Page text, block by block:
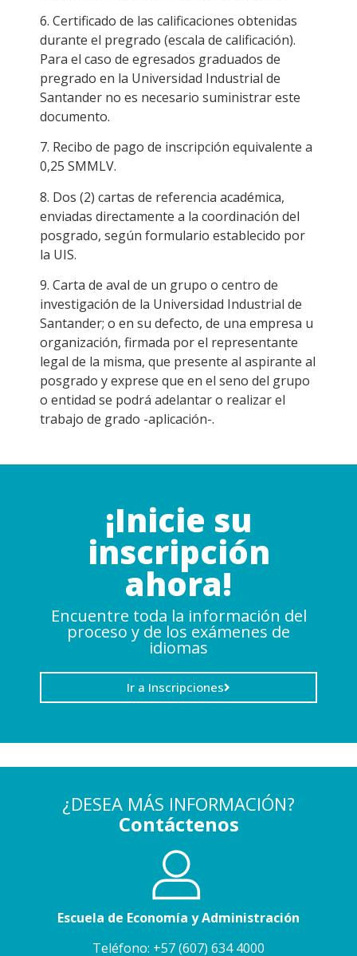
6. Certificado de las calificaciones obtenidas
durante el pregrado (escala de calificación).
Para el caso de egresados graduados de
pregrado en la Universidad Industrial de
Santander no es necesario suministrar este
documento.
7. Recibo de pago de inscripción equivalente a
0,25 SMMLV.
8. Dos (2) cartas de referencia académica,
enviadas directamente a la coordinación del
posgrado, según formulario establecido por
la UIS.
9. Carta de aval de un grupo o centro de
investigación de la Universidad Industrial de
Santander; o en su defecto, de una empresa u
organización, firmada por el representante
legal de la misma, que presente al aspirante al
posgrado y exprese que en el seno del grupo
o entidad se podrá adelantar o realizar el
trabajo de grado -aplicación-.
¡Inicie su
inscripción
ahora!
Encuentre toda la información del
proceso y de los exámenes de
idiomas
Ir a Inscripciones
¿DESEA MÁS INFORMACIÓN?
Contáctenos
Escuela de Economía y Administración
Teléfono: +57 (607) 634 4000